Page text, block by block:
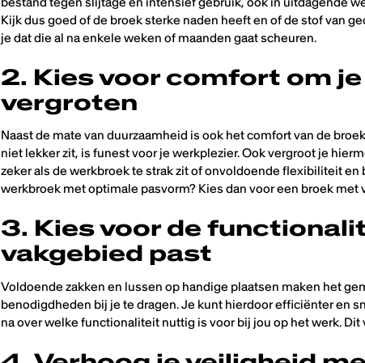
Kijk dus goed of de broek sterke naden heeft en of de stof van
je dat die al na enkele weken of maanden gaat scheuren.
2. Kies voor comfort om
vergroten
Naast de mate van duurzaamheid is ook het comfort van de
niet lekker zit, is funest voor je werkplezier. Ook vergroot je
zeker als de werkbroek te strak zit of onvoldoende flexibiliteit
werkbroek met optimale pasvorm? Kies dan voor een broek met
3. Kies voor de
vakgebied past
Voldoende zakken en lussen op handige plaatsen maken het
benodigdheden bij je te dragen. Je kunt hierdoor efficiënter en
na over welke functionaliteit nuttig is voor bij jou op het werk.